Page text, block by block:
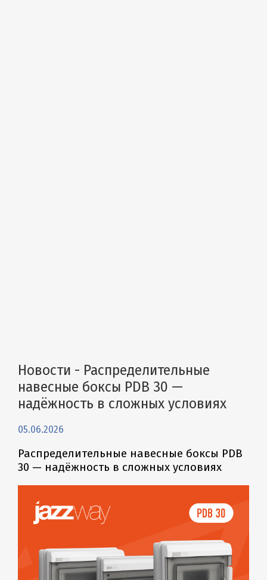
Новости - Распределительные
навесные боксы PDB 30 —
надёжность в сложных условиях
05.06.2026
Распределительные навесные боксы PDB
30 — надёжность в сложных условиях